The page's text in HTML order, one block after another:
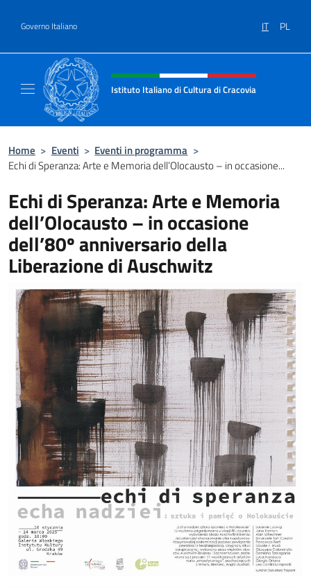
Governo Italiano IT PL
Intestazione sito, social e menù
Istituto Italiano di Cultura di Cracovia
Home > Eventi > Eventi in programma >
Echi di Speranza: Arte e Memoria dell’Olocausto – in occasione...
Echi di Speranza: Arte e Memoria
dell’Olocausto – in occasione
dell’80º anniversario della
Liberazione di Auschwitz